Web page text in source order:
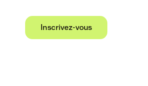
RSVP now
Speakers
Inscrivez-vous